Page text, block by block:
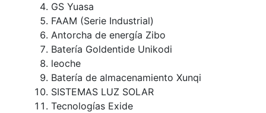
GS Yuasa
FAAM (Serie Industrial)
Antorcha de energía Zibo
Batería Goldentide Unikodi
leoche
Batería de almacenamiento Xunqi
SISTEMAS LUZ SOLAR
Tecnologías Exide